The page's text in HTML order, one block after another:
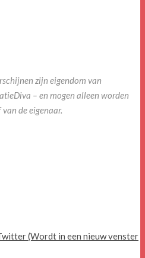
zijn eigendom van
– en mogen alleen worden
de eigenaar.
(Wordt in een nieuw venster